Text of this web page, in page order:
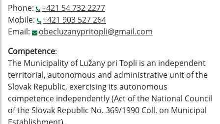
Phone:
+421 54 732 2277
Mobile:
+421 903 527 264
Email:
obecluzanypritopli@gmail.com
Competence:
The Municipality of Lužany pri Topli is an independent
territorial, autonomous and administrative unit of the
Slovak Republic, exercising its autonomous
competence independently (Act of the National Council
of the Slovak Republic No. 369/1990 Coll. on Municipal